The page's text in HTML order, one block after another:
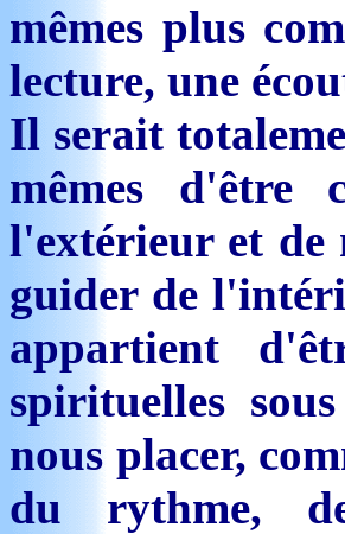
mêmes plus
lecture, une
Il serait
mêmes
l'extérieur et de
guider de
appartient
spirituelles
nous placer,
du rythme,